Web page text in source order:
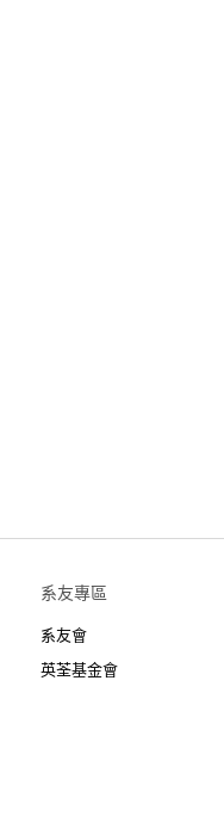
系友專區
系友會
英荃基金會